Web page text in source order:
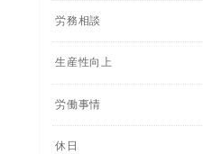
労務相談
生産性向上
労働事情
休日